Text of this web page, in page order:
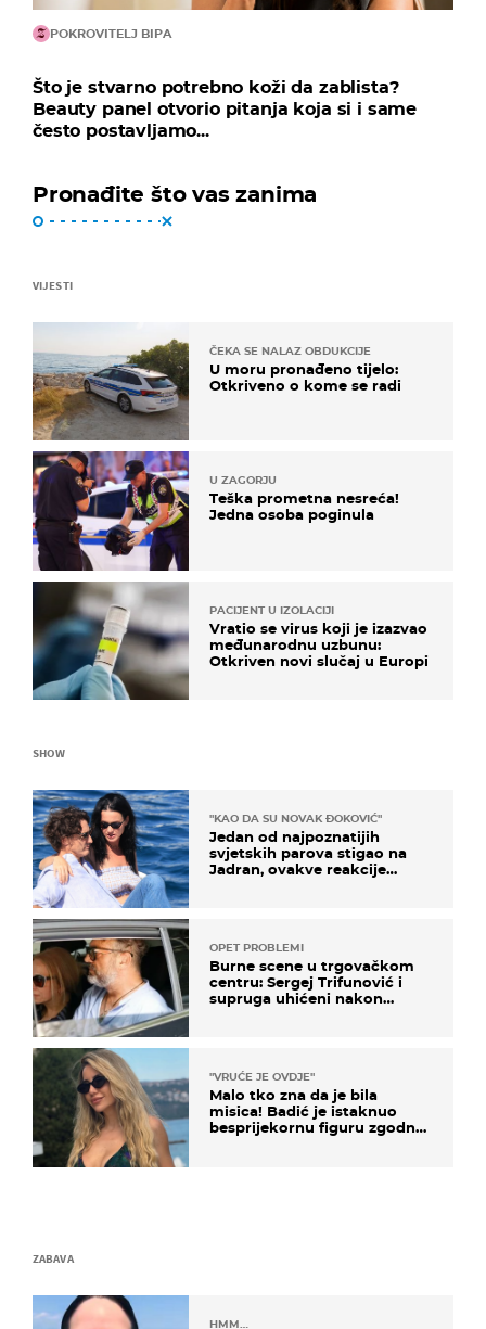
POKROVITELJ BIPA
Što je stvarno potrebno koži da zablista?
Beauty panel otvorio pitanja koja si i same
često postavljamo...
Pronađite što vas zanima
VIJESTI
ČEKA SE NALAZ OBDUKCIJE
U moru pronađeno tijelo:
Otkriveno o kome se radi
U ZAGORJU
Teška prometna nesreća!
Jedna osoba poginula
PACIJENT U IZOLACIJI
Vratio se virus koji je izazvao
međunarodnu uzbunu:
Otkriven novi slučaj u Europi
SHOW
"KAO DA SU NOVAK ĐOKOVIĆ"
Jedan od najpoznatijih
svjetskih parova stigao na
Jadran, ovakve reakcije
OPET PROBLEMI
Burne scene u trgovačkom
centru: Sergej Trifunović i
supruga uhićeni nakon
"VRUĆE JE OVDJE"
Malo tko zna da je bila
misica! Badić je istaknuo
besprijekornu figuru zgodne
ZABAVA
HMM…